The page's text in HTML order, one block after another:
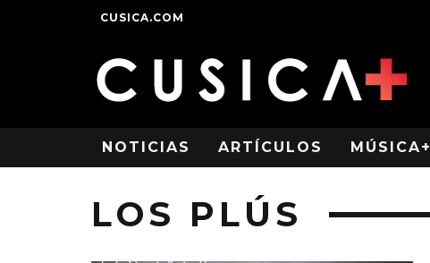
CUSICA.COM
NOTICIAS ARTÍCULOS MÚSICA+
LOS PLÚS